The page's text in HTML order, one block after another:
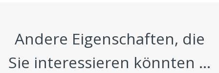
Andere Eigenschaften, die
Sie interessieren könnten ...